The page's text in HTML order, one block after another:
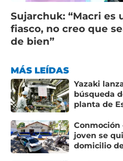
Sujarchuk: “Macri es
fiasco, no creo que
de bien”
MÁS LEÍDAS
Yazaki
búsqueda
planta de
Conmoción
joven se
domicilio